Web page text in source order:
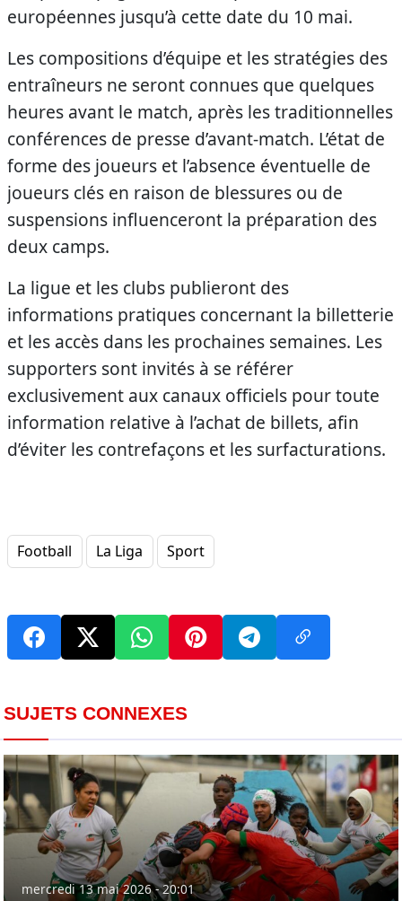
européennes jusqu’à cette date du 10 mai.
Les compositions d’équipe et les stratégies des
entraîneurs ne seront connues que quelques
heures avant le match, après les traditionnelles
conférences de presse d’avant-match. L’état de
forme des joueurs et l’absence éventuelle de
joueurs clés en raison de blessures ou de
suspensions influenceront la préparation des
deux camps.
La ligue et les clubs publieront des
informations pratiques concernant la billetterie
et les accès dans les prochaines semaines. Les
supporters sont invités à se référer
exclusivement aux canaux officiels pour toute
information relative à l’achat de billets, afin
d’éviter les contrefaçons et les surfacturations.
Football La Liga Sport
SUJETS CONNEXES
mercredi 13 mai 2026 - 20:01